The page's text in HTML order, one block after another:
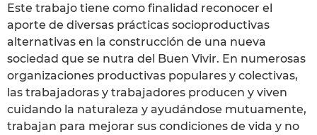
Este trabajo tiene como finalidad reconocer el
aporte de diversas prácticas socioproductivas
alternativas en la construcción de una nueva
sociedad que se nutra del Buen Vivir. En numerosas
organizaciones productivas populares y colectivas,
las trabajadoras y trabajadores producen y viven
cuidando la naturaleza y ayudándose mutuamente,
trabajan para mejorar sus condiciones de vida y no